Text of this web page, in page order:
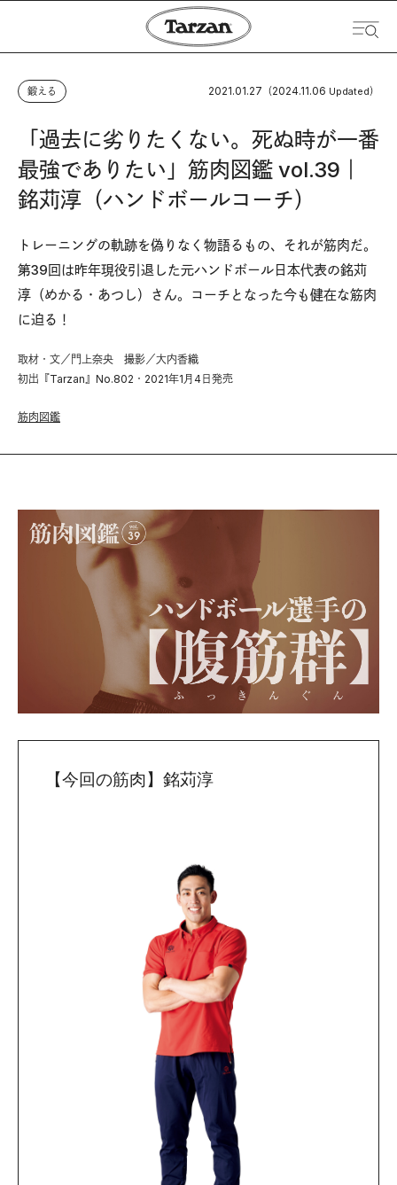
鍛える 2021.01.27 （2024.11.06 Updated）
「過去に劣りたくない。死ぬ時が一番
最強でありたい」筋肉図鑑 vol.39｜
銘苅淳（ハンドボールコーチ）
トレーニングの軌跡を偽りなく物語るもの、それが筋肉だ。
第39回は昨年現役引退した元ハンドボール日本代表の銘苅
淳（めかる・あつし）さん。コーチとなった今も健在な筋肉
に迫る！
取材・文／門上奈央 撮影／大内香織
初出『Tarzan』No.802・2021年1月4日発売
筋肉図鑑
【今回の筋肉】銘苅淳